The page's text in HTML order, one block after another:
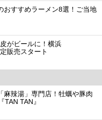
おすすめラーメン8選！ご当地
がビールに！横浜
販売スタート
麻辣湯」専門店！牡蠣や豚肉
TAN』